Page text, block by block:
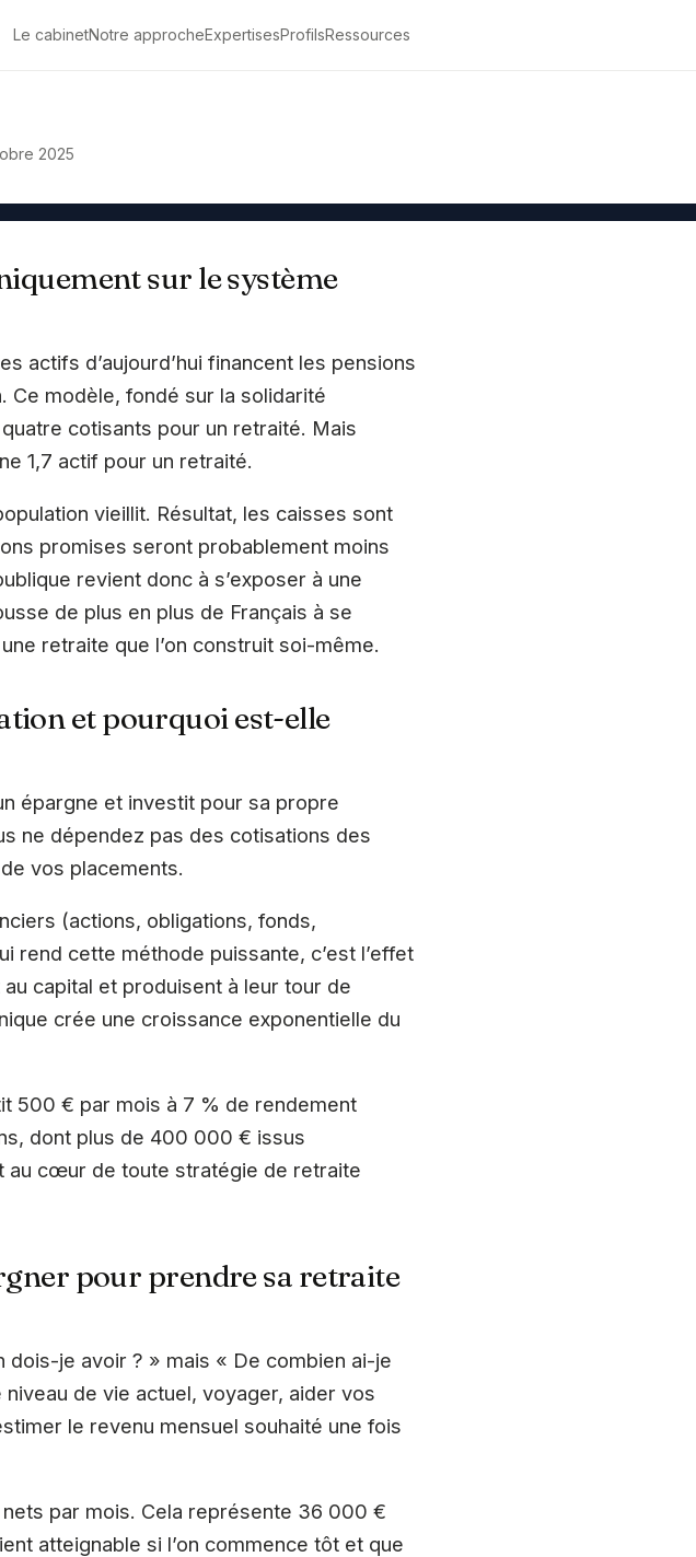
Le cabinetNotre approcheExpertisesProfilsRessources
2025
sur le système
actifs d’aujourd’hui financent les pensions
Ce modèle, fondé sur la solidarité
cotisants pour un retraité. Mais
1,7 actif pour un retraité.
vieillit. Résultat, les caisses sont
promises seront probablement moins
revient donc à s’exposer à une
de plus en plus de Français à se
retraite que l’on construit soi-même.
et pourquoi est-elle
épargne et investit pour sa propre
ne dépendez pas des cotisations des
vos placements.
(actions, obligations, fonds,
cette méthode puissante, c’est l’effet
capital et produisent à leur tour de
crée une croissance exponentielle du
500 € par mois à 7 % de rendement
dont plus de 400 000 € issus
au cœur de toute stratégie de retraite
pour prendre sa retraite
dois-je avoir ? » mais « De combien ai-je
de vie actuel, voyager, aider vos
le revenu mensuel souhaité une fois
par mois. Cela représente 36 000 €
atteignable si l’on commence tôt et que